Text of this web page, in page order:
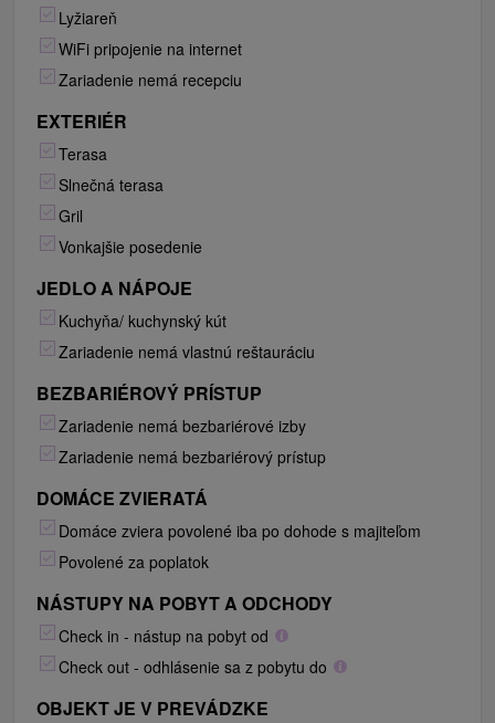
Lyžiareň
WiFi pripojenie na internet
Zariadenie nemá recepciu
EXTERIÉR
Terasa
Slnečná terasa
Gril
Vonkajšie posedenie
JEDLO A NÁPOJE
Kuchyňa/ kuchynský kút
Zariadenie nemá vlastnú reštauráciu
BEZBARIÉROVÝ PRÍSTUP
Zariadenie nemá bezbariérové izby
Zariadenie nemá bezbariérový prístup
DOMÁCE ZVIERATÁ
Domáce zviera povolené iba po dohode s majiteľom
Povolené za poplatok
NÁSTUPY NA POBYT A ODCHODY
Check in - nástup na pobyt od
Check out - odhlásenie sa z pobytu do
OBJEKT JE V PREVÁDZKE